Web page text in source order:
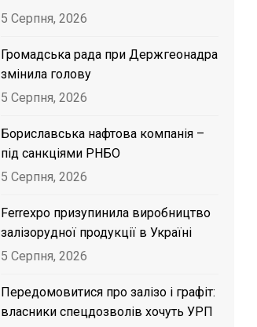
5 Серпня, 2026
Громадська рада при Держгеонадра
змінила голову
5 Серпня, 2026
Бориславська нафтова компанія –
під санкціями РНБО
5 Серпня, 2026
Ferrexpo призупинила виробництво
залізорудної продукції в Україні
5 Серпня, 2026
Передомовитися про залізо і графіт:
власники спецдозволів хочуть УРП